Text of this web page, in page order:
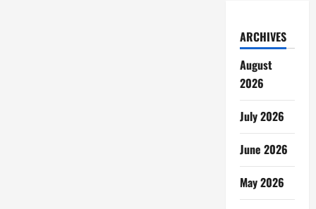
ARCHIVES
August
2026
July 2026
June 2026
May 2026